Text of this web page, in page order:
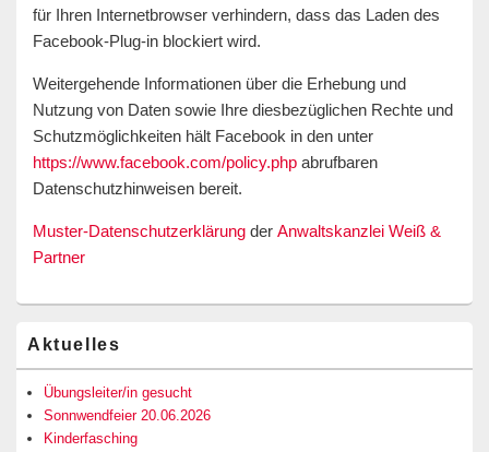
für Ihren Internetbrowser verhindern, dass das Laden des
Facebook-Plug-in blockiert wird.
Weitergehende Informationen über die Erhebung und
Nutzung von Daten sowie Ihre diesbezüglichen Rechte und
Schutzmöglichkeiten hält Facebook in den unter
https://www.facebook.com/policy.php abrufbaren
Datenschutzhinweisen bereit.
Muster-Datenschutzerklärung der Anwaltskanzlei Weiß &
Partner
Seitenleisten-
Widgetbereich
Aktuelles
Übungsleiter/in gesucht
Sonnwendfeier 20.06.2026
Kinderfasching